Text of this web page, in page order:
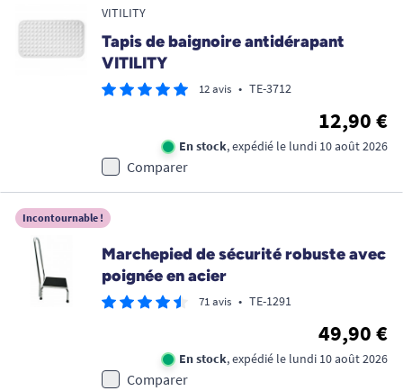
VITILITY
Tapis de baignoire antidérapant
VITILITY
12 avis • TE-3712
12,90 €
En stock, expédié le lundi 10 août 2026
Comparer
Incontournable !
Marchepied de sécurité robuste avec
poignée en acier
71 avis • TE-1291
49,90 €
En stock, expédié le lundi 10 août 2026
Comparer